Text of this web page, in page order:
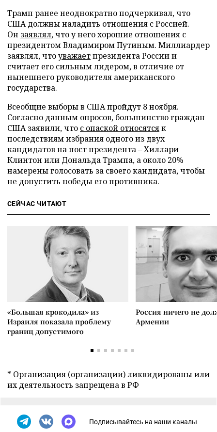
Трамп ранее неоднократно подчеркивал, что
США должны наладить отношения с Россией.
Он заявлял, что у него хорошие отношения с
президентом Владимиром Путиным. Миллиардер
заявлял, чтоуважаетпрезидента России и
считает его сильным лидером, в отличие от
нынешнего руководителя американского
государства.
Всеобщие выборы в США пройдут 8 ноября.
Согласно данным опросов, большинство граждан
США заявили, что с опаской относятсяк
последствиям избрания одного из двух
кандидатов на пост президента – Хиллари
Клинтон или Дональда Трампа, а около 20%
намерены голосовать за своего кандидата, чтобы
не допустить победы его противника.
СЕЙЧАС ЧИТАЮТ
«Большая крокодила» из
Израиля показала проблему
границ допустимого
Россия ничего не
Армении
* Организация (организации) ликвидированы или
их деятельность запрещена в РФ
Подписывайтесь на наши каналы